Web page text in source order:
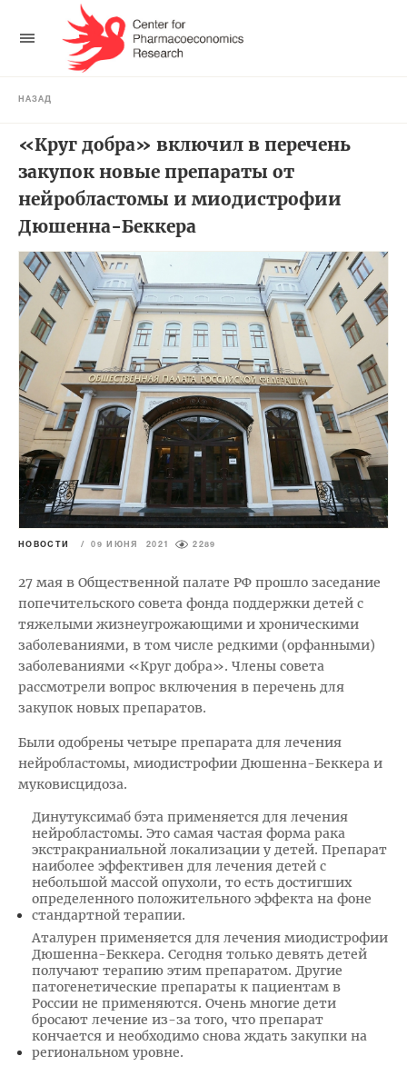
НАЗАД
«Круг добра» включил в перечень
закупок новые препараты от
нейробластомы и миодистрофии
Дюшенна-Беккера
НОВОСТИ / 09 ИЮНЯ 2021 2289
27 мая в Общественной палате РФ прошло заседание
попечительского совета фонда поддержки детей с
тяжелыми жизнеугрожающими и хроническими
заболеваниями, в том числе редкими (орфанными)
заболеваниями «Круг добра». Члены совета
рассмотрели вопрос включения в перечень для
закупок новых препаратов.
Были одобрены четыре препарата для лечения
нейробластомы, миодистрофии Дюшенна-Беккера и
муковисцидоза.
Динутуксимаб бэта применяется для лечения
нейробластомы. Это самая частая форма рака
экстракраниальной локализации у детей. Препарат
наиболее эффективен для лечения детей с
небольшой массой опухоли, то есть достигших
определенного положительного эффекта на фоне
стандартной терапии.
Аталурен применяется для лечения миодистрофии
Дюшенна-Беккера. Сегодня только девять детей
получают терапию этим препаратом. Другие
патогенетические препараты к пациентам в
России не применяются. Очень многие дети
бросают лечение из-за того, что препарат
кончается и необходимо снова ждать закупки на
региональном уровне.